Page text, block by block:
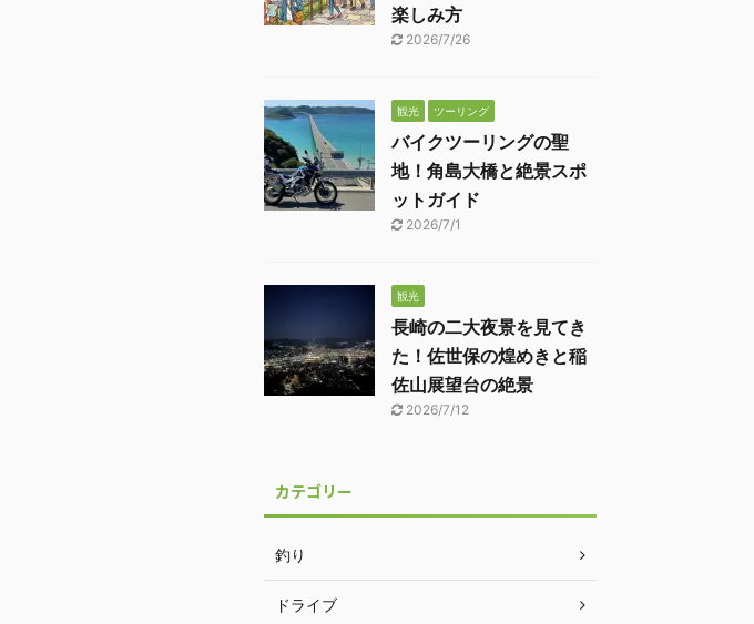
楽しみ方
2026/7/26
観光 ツーリング
バイクツーリングの聖
地！角島大橋と絶景スポ
ットガイド
2026/7/1
観光
長崎の二大夜景を見てき
た！佐世保の煌めきと稲
佐山展望台の絶景
2026/7/12
カテゴリー
釣り
ドライブ